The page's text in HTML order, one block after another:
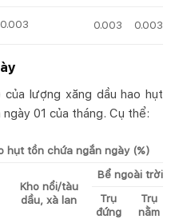
0.003 0.003 0.003
lượng xăng dầu hao hụt
01 của tháng. Cụ thể:
hụt tồn chứa ngắn ngày (%)
Kho nổi/tàu
dầu, xà lan
Bể ngoài trời
Trụ
đứng
Trụ
nằm